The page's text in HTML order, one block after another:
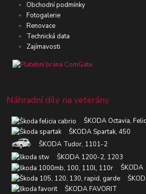
Obchodní podmínky
Fotogalerie
Renovace
Technická data
Zajímavosti
Náhradní díly na veterány
ŠKODA Octavia,
ŠKODA Spartak, 450
ŠKODA Tudor, 1101-2
ŠKODA 1200-2, 1203
ŠKODA
ŠKODA FAVORIT